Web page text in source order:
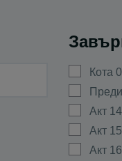
с. Желязно
с. Златитрап
с. Извор
с. Йоаким
с. Кадиево
с. Калековец
с. Калояново
Кота 0
Акт 14
Акт 15
Акт 16